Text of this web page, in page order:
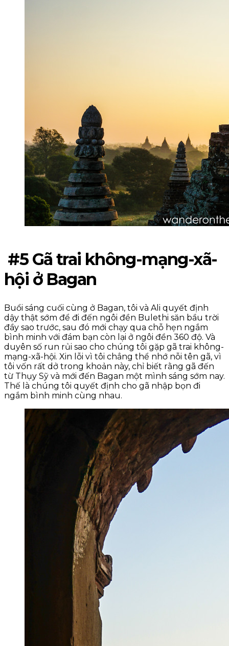
#5 Gã trai không-mạng-xã-
hội ở Bagan
Buổi sáng cuối cùng ở Bagan, tôi và Ali quyết định
dậy thật sớm để đi đến ngôi đền Bulethi săn bầu trời
đầy sao trước, sau đó mới chạy qua chỗ hẹn ngắm
bình minh với đám bạn còn lại ở ngôi đền 360 độ. Và
duyên số run rủi sao cho chúng tôi gặp gã trai không-
mạng-xã-hội. Xin lỗi vì tôi chẳng thể nhớ nỗi tên gã, vì
tôi vốn rất dở trong khoản này, chỉ biết rằng gã đến
từ Thụy Sỹ và mới đến Bagan một mình sáng sớm nay.
Thế là chúng tôi quyết định cho gã nhập bọn đi
ngắm bình minh cùng nhau.